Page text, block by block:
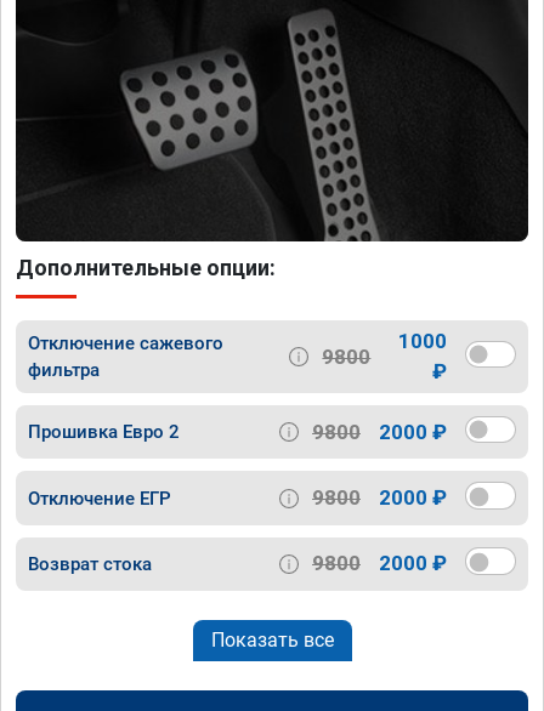
Дополнительные опции:
Отключение сажевого
фильтра
9800
1000
₽
Прошивка Евро 2 9800 2000 ₽
Отключение ЕГР 9800 2000 ₽
Возврат стока 9800 2000 ₽
Показать все